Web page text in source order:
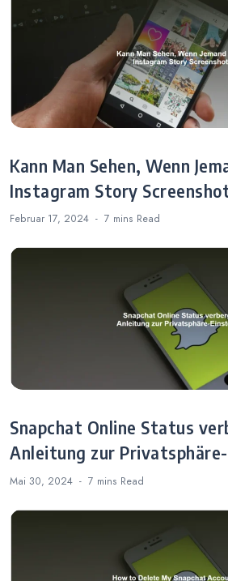
Kann Man Sehen, Wenn
Instagram Story
Februar 17, 2024 7 mins Read
Snapchat Online Status
Anleitung zur
Mai 30, 2024 7 mins Read